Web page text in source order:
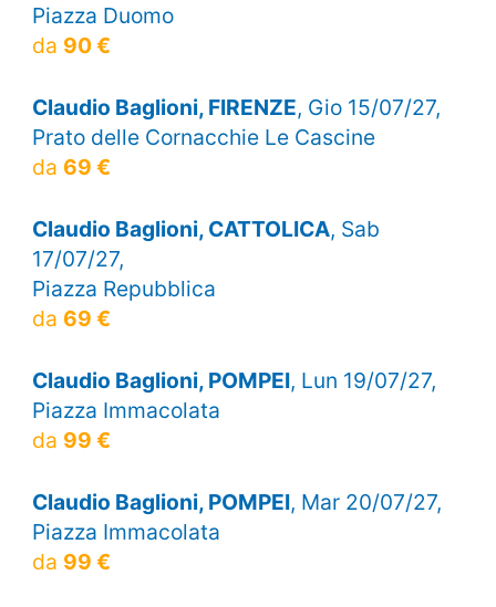
Piazza Duomo
da 90 €
Claudio Baglioni, FIRENZE, Gio 15/07/27,
Prato delle Cornacchie Le Cascine
da 69 €
Claudio Baglioni, CATTOLICA, Sab
17/07/27,
Piazza Repubblica
da 69 €
Claudio Baglioni, POMPEI, Lun 19/07/27,
Piazza Immacolata
da 99 €
Claudio Baglioni, POMPEI, Mar 20/07/27,
Piazza Immacolata
da 99 €